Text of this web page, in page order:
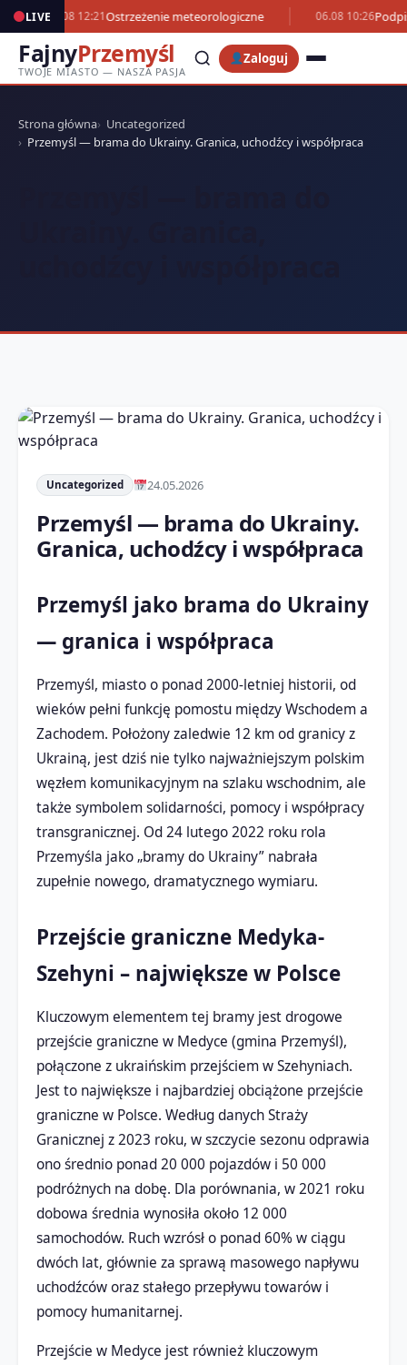
LIVE06.08 12:21 Ostrzeżenie meteorologiczne 06.08 10:26
FajnyPrzemyśl
TWOJE MIASTO — NASZA PASJA
Zaloguj
Strona główna
Uncategorized
Przemyśl — brama do Ukrainy. Granica, uchodźcy i współpraca
Uncategorized 24.05.2026
Przemyśl — brama do Ukrainy.
Granica, uchodźcy i współpraca
Przemyśl jako brama do Ukrainy
— granica i współpraca
Przemyśl, miasto o ponad 2000-letniej historii, od
wieków pełni funkcję pomostu między Wschodem a
Zachodem. Położony zaledwie 12 km od granicy z
Ukrainą, jest dziś nie tylko najważniejszym polskim
węzłem komunikacyjnym na szlaku wschodnim, ale
także symbolem solidarności, pomocy i współpracy
transgranicznej. Od 24 lutego 2022 roku rola
Przemyśla jako „bramy do Ukrainy” nabrała
zupełnie nowego, dramatycznego wymiaru.
Przejście graniczne Medyka-
Szehyni – największe w Polsce
Kluczowym elementem tej bramy jest drogowe
przejście graniczne w Medyce (gmina Przemyśl),
połączone z ukraińskim przejściem w Szehyniach.
Jest to największe i najbardziej obciążone przejście
graniczne w Polsce. Według danych Straży
Granicznej z 2023 roku, w szczycie sezonu odprawia
ono średnio ponad 20 000 pojazdów i 50 000
podróżnych na dobę. Dla porównania, w 2021 roku
dobowa średnia wynosiła około 12 000
samochodów. Ruch wzrósł o ponad 60% w ciągu
dwóch lat, głównie za sprawą masowego napływu
uchodźców oraz stałego przepływu towarów i
pomocy humanitarnej.
Przejście w Medyce jest również kluczowym